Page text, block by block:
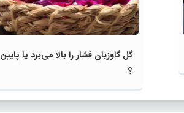
گل گاوزبان فشار را بالا می‌برد یا پایین
؟